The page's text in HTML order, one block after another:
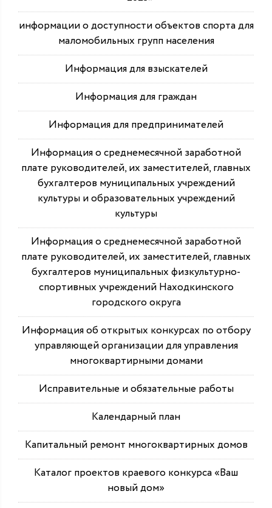
информации о доступности объектов спорта для
маломобильных групп населения
Информация для взыскателей
Информация для граждан
Информация для предпринимателей
Информация о среднемесячной заработной
плате руководителей, их заместителей, главных
бухгалтеров муниципальных учреждений
культуры и образовательных учреждений
культуры
Информация о среднемесячной заработной
плате руководителей, их заместителей, главных
бухгалтеров муниципальных физкультурно-
спортивных учреждений Находкинского
городского округа
Информация об открытых конкурсах по отбору
управляющей организации для управления
многоквартирными домами
Исправительные и обязательные работы
Календарный план
Капитальный ремонт многоквартирных домов
Каталог проектов краевого конкурса «Ваш
новый дом»